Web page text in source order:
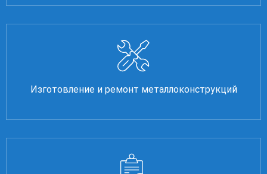
Изготовление и ремонт металлоконструкций